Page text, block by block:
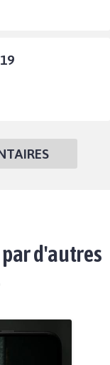
d'autres